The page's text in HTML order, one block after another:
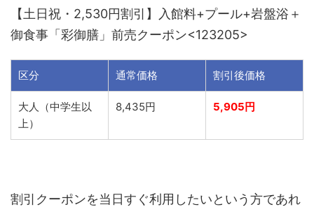
【土日祝・2,530円割引】入館料+プール+岩盤浴＋
御食事「彩御膳」前売クーポン<123205>
区分 通常価格 割引後価格
大人（中学生以
上）
8,435円 5,905円
割引クーポンを当日すぐ利用したいという方であれ